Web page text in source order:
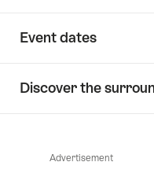
Event dates
Discover the
Advertisement